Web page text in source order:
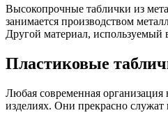
Высокопрочные таблички из
занимается производством
Другой материал, используемый
Пластиковые
Любая современная
изделиях. Они прекрасно